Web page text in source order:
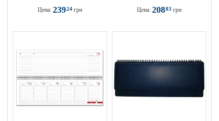
Цена: 23924 грн Цена: 20883 грн